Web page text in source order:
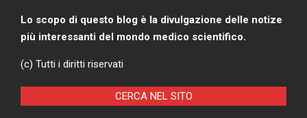
Lo scopo di questo blog è la divulgazione delle notize
più interessanti del mondo medico scientifico.
(c) Tutti i diritti riservati
CERCA NEL SITO